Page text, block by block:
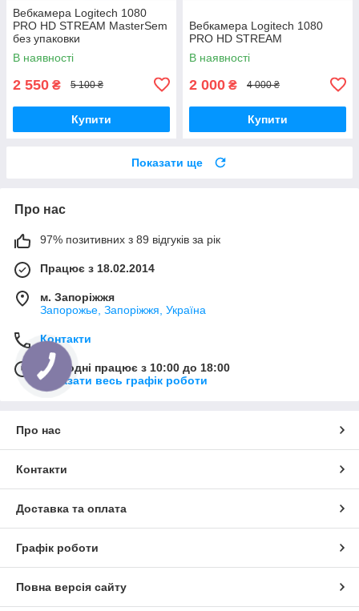
Вебкамера Logitech 1080
PRO HD STREAM MasterSem
без упаковки
В наявності
2 550 ₴ 5 100 ₴
Купити
Вебкамера Logitech 1080
PRO HD STREAM
В наявності
2 000 ₴ 4 000 ₴
Купити
Показати ще
Про нас
97% позитивних з 89 відгуків за рік
Працює з 18.02.2014
м. Запоріжжя
Запорожье, Запоріжжя, Україна
Контакти
Сьогодні працює з 10:00 до 18:00
Показати весь графік роботи
Про нас
Контакти
Доставка та оплата
Графік роботи
Повна версія сайту